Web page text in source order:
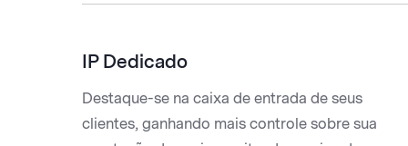
IP Dedicado
Destaque-se na caixa de entrada de seus
clientes, ganhando mais controle sobre sua